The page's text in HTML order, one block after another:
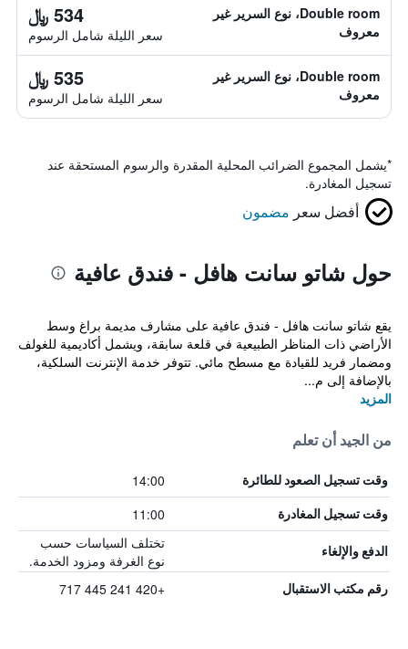
Double room، نوع السرير غير
معروف
534 ﷼
سعر الليلة شامل الرسوم
Double room، نوع السرير غير
معروف
535 ﷼
سعر الليلة شامل الرسوم
*يشمل المجموع الضرائب المحلية المقدرة والرسوم المستحقة عند
تسجيل المغادرة.
أفضل سعر مضمون
حول شاتو سانت هافل - فندق عافية
يقع شاتو سانت هافل - فندق عافية على مشارف مديمة براغ وسط
الأراضي ذات المناظر الطبيعية في قلعة سابقة، ويشمل أكاديمية للغولف
ومضمار فريد للقيادة مع مسطح مائي. تتوفر خدمة الإنترنت السلكية،
بالإضافة إلى م...
المزيد
من الجيد أن تعلم
وقت تسجيل الصعود للطائرة 14:00
وقت تسجيل المغادرة 11:00
الدفع والإلغاء
تختلف السياسات حسب
نوع الغرفة ومزود الخدمة.
رقم مكتب الاستقبال +420 241 445 717